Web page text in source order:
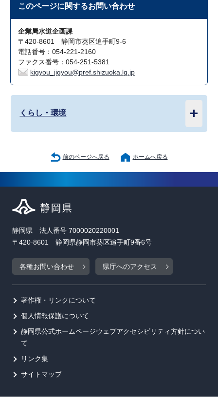
このページに関するお問い合わせ
企業局水道企画課
〒420-8601 静岡市葵区追手町9-6
電話番号：054-221-2160
ファクス番号：054-251-5381
kigyou_jigyou@pref.shizuoka.lg.jp
くらし・環境
前のページへ戻る ホームへ戻る
静岡県 法人番号 7000020220001
〒420-8601 静岡県静岡市葵区追手町9番6号
各種お問い合わせ 県庁へのアクセス
著作権・リンクについて
個人情報保護について
静岡県公式ホームページウェブアクセシビリティ方針につい
て
リンク集
サイトマップ